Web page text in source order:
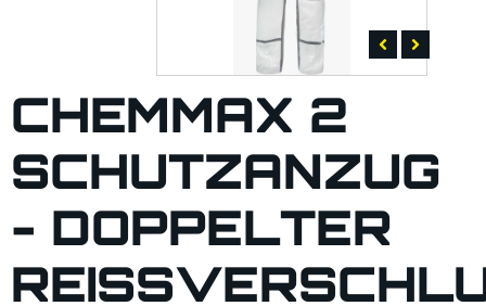
CHEMMAX 2
SCHUTZANZUG
- DOPPELTER